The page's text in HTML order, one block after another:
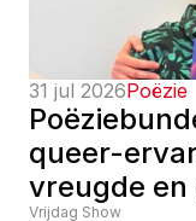
31 jul 2026Poëzie
queer-
vreugde
Vrijdag Show